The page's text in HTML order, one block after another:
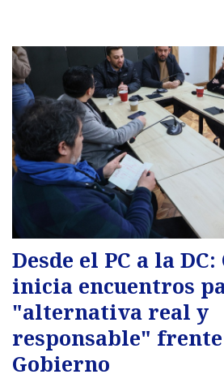
Desde el PC a la
inicia encuentros
"alternativa real y
responsable"
Gobierno